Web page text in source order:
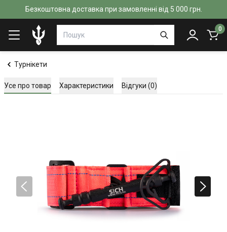
Безкоштовна доставка при замовленні від 5 000 грн.
0
Турнікети
Усе про товар Характеристики Відгуки (0)